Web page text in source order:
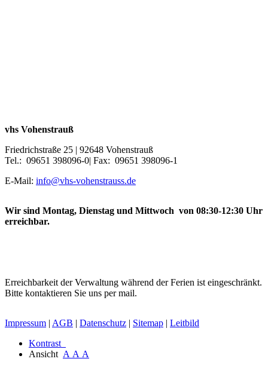
vhs Vohenstrauß
Friedrichstraße 25 | 92648 Vohenstrauß
Tel.: 09651 398096-0| Fax: 09651 398096-1
E-Mail: info@vhs-vohenstrauss.de
Wir sind Montag, Dienstag und Mittwoch von 08:30-12:30 Uhr
erreichbar.
Erreichbarkeit der Verwaltung während der Ferien ist eingeschränkt.
Bitte kontaktieren Sie uns per mail.
Impressum | AGB | Datenschutz | Sitemap | Leitbild
Kontrast
Ansicht A A A